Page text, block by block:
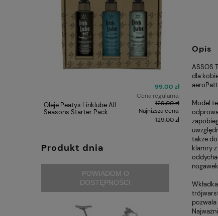
Oleje Peatys Linklube All
Seasons Starter Pack
99,00 zł
Cena regularna:
129,00 zł
Najniższa cena:
129,00 zł
45g
Produkt dnia
POWIADOM O
DOSTĘPNOŚCI
Opis
ASSOS
dla
Model
także
klamry